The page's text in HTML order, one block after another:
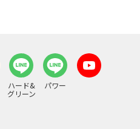
ハード&
グリーン
パワー